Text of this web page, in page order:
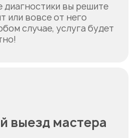
диагностики вы решите
или вовсе от него
случае, услуга будет
выезд мастера